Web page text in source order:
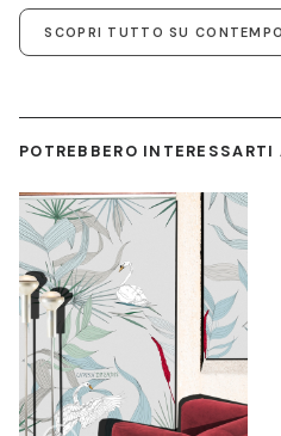
SCOPRI TUTTO SU
POTREBBERO INTERESSARTI